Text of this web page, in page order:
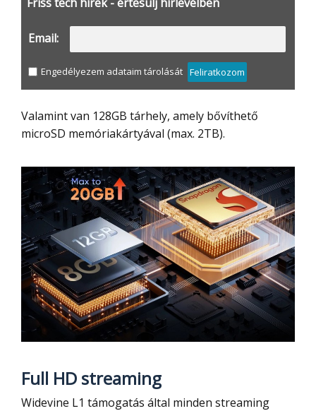
Email:
Engedélyezem adataim tárolását Feliratkozom
Valamint van 128GB tárhely, amely bővíthető
microSD memóriakártyával (max. 2TB).
Full HD streaming
Widevine L1 támogatás által minden streaming